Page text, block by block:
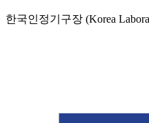
한국인정기구장 (Korea